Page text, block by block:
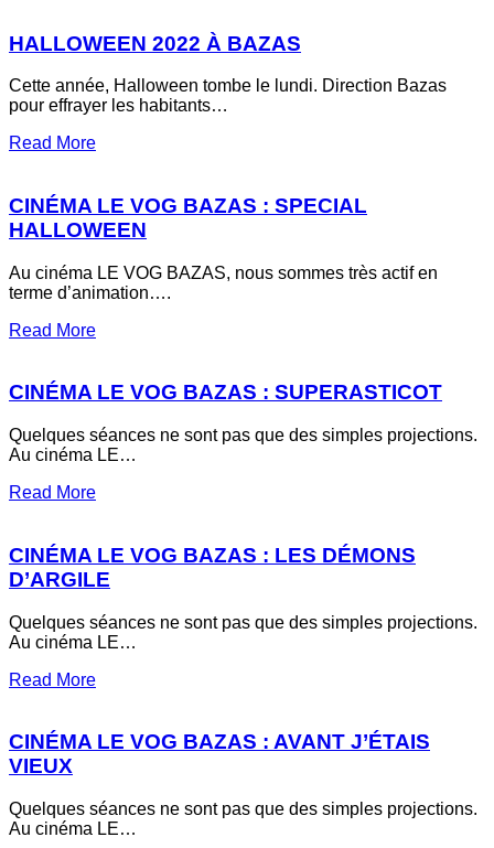
HALLOWEEN 2022 À BAZAS
Cette année, Halloween tombe le lundi. Direction Bazas
pour effrayer les habitants…
Read Moreabout
à
Bazas
CINÉMA LE VOG BAZAS : SPECIAL
HALLOWEEN
Au cinéma LE VOG BAZAS, nous sommes très actif en
terme d’animation….
Read Moreabout
VOG
:
Special
CINÉMA LE VOG BAZAS : SUPERASTICOT
Quelques séances ne sont pas que des simples projections.
Au cinéma LE…
Read Moreabout
VOG
Bazas
:
SuperAsticot
CINÉMA LE VOG BAZAS : LES DÉMONS
D’ARGILE
Quelques séances ne sont pas que des simples projections.
Au cinéma LE…
Read Moreabout
VOG
Les
Démons
d’Argile
CINÉMA LE VOG BAZAS : AVANT J’ÉTAIS
VIEUX
Quelques séances ne sont pas que des simples projections.
Au cinéma LE…